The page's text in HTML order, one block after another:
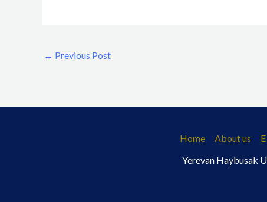
← Previous Post
Home About us
Yerevan Haybusak